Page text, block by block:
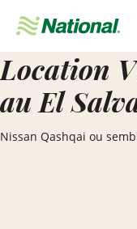
navigation
Location
au El
Nissan Qashqai ou